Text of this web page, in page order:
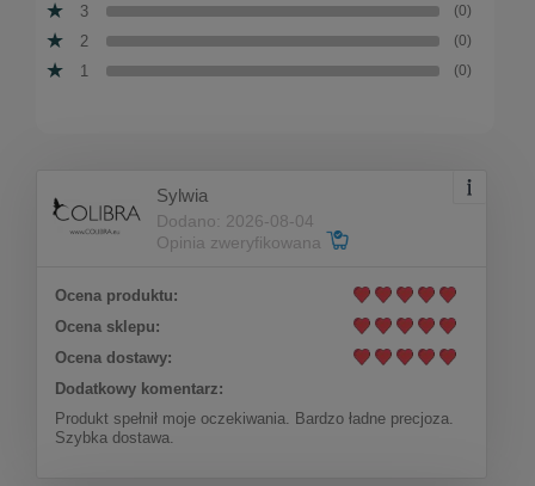
Bransoletka pancerka z perełkami
141,00 zł Do koszyka
3 (0)
2 (0)
1 (0)
Sylwia
Dodano: 2026-08-04
Opinia zweryfikowana
Ocena produktu:
Ocena sklepu:
Ocena dostawy:
Dodatkowy komentarz:
Produkt spełnił moje oczekiwania. Bardzo ładne precjoza.
Szybka dostawa.